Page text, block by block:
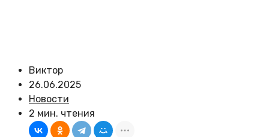
Виктор
26.06.2025
Новости
2 мин. чтения